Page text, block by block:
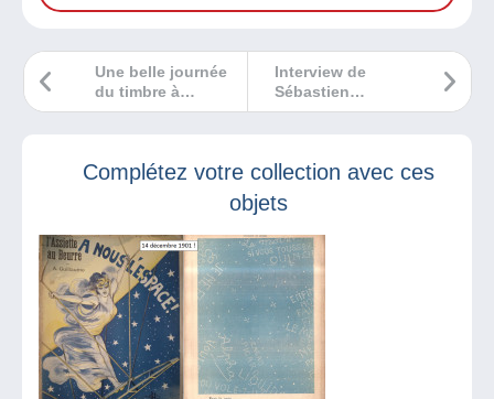
Interview de
Sébastien
Delcampe pour
Une belle journée
du timbre à
Lausanne le 2
Complétez votre collection avec ces
objets